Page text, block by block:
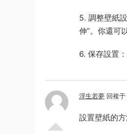
5. 調整壁紙
伸”。你還可
6. 保存設置
浮生若夢 回複
設置壁紙的方